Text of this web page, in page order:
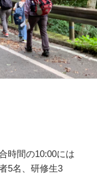
時間の10:00には
5名、研修生3